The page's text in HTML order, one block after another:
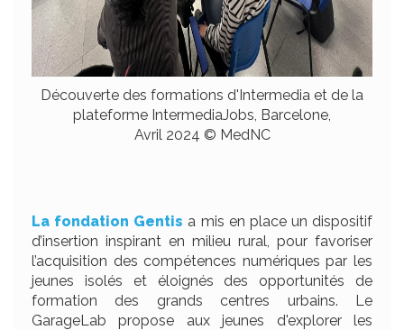
Découverte des formations d'Intermedia et de la
plateforme IntermediaJobs, Barcelone,
Avril 2024 © MedNC
La fondation Gentis a mis en place un dispositif
d’insertion inspirant en milieu rural, pour favoriser
l’acquisition des compétences numériques par les
jeunes isolés et éloignés des opportunités de
formation des grands centres urbains. Le
GarageLab propose aux jeunes d'explorer les